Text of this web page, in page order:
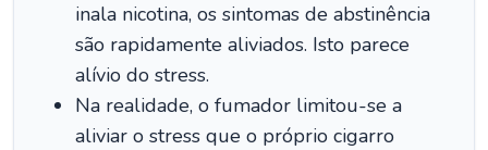
inala nicotina, os sintomas de abstinência
são rapidamente aliviados. Isto parece
alívio do stress.
Na realidade, o fumador limitou-se a
aliviar o stress que o próprio cigarro